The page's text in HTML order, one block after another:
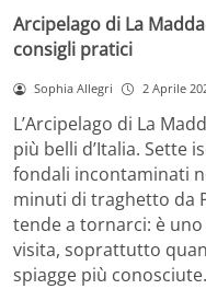
Arcipelago di La
consigli pratici
Sophia Allegri 2 Aprile
L’Arcipelago di La
più belli d’Italia. Sette
fondali incontaminati
minuti di traghetto da
tende a tornarci: è
visita, soprattutto
spiagge più conosciute.